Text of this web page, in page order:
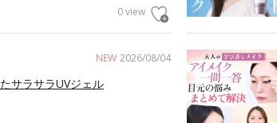
0 view
NEW 2026/08/04
サラサラUVジェル